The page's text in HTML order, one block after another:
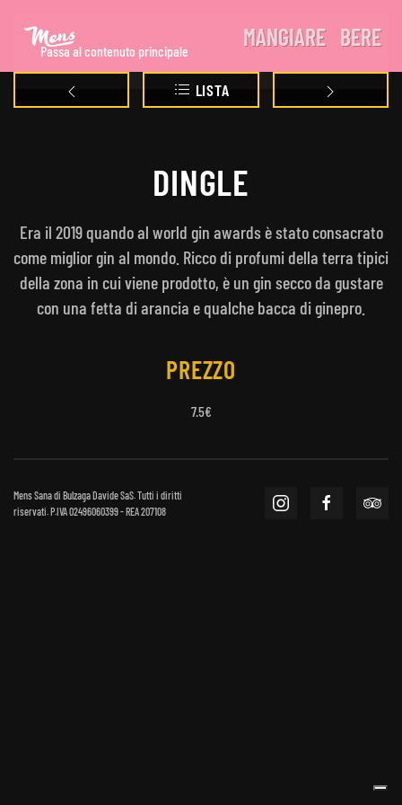
Passa al contenuto principale
MANGIARE BERE
LISTA
DINGLE
Era il 2019 quando al world gin awards è stato consacrato
come miglior gin al mondo. Ricco di profumi della terra tipici
della zona in cui viene prodotto, è un gin secco da gustare
con una fetta di arancia e qualche bacca di ginepro.
PREZZO
7.5€
Mens Sana di Bulzaga Davide SaS. Tutti i diritti
riservati. P.IVA 02496060399 - REA 207108